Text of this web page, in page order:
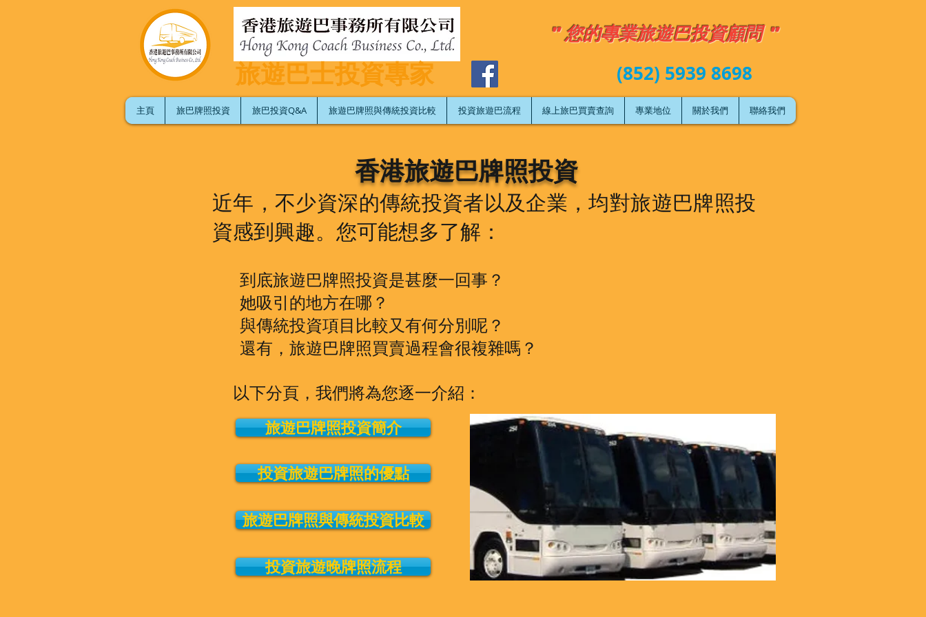
旅遊巴士投資專家
" 您的專業旅遊巴投資顧問 "
(852) 5939 8698
主頁 旅巴牌照投資 旅巴投資Q&A 旅遊巴牌照與傳統投資比較 投資旅遊巴流程 ​線上旅巴買賣查詢 專業地位 關於我們 聯絡我們
香港旅遊巴牌照投資
近年，不少資深的傳統投資者以及企業，均對旅遊巴牌照投
資感到興趣。 您可能想多了解：
到底旅遊巴牌照投資是甚麼一回事？
她吸引的地方在哪？
與傳統投資項目比較又有何分別呢？
還有，旅遊巴牌照買賣過程會很複雜嗎？
以下分頁，我們將為您逐一介紹：
旅遊巴牌照投資簡介
旅遊巴牌照與傳統投資比較
投資旅遊晚牌照流程
投資旅遊巴牌照的優點